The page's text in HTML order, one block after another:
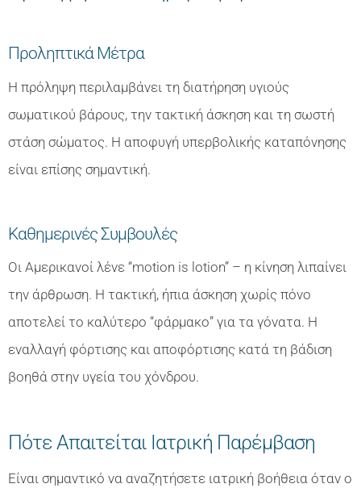
Προληπτικά Μέτρα
Η πρόληψη περιλαμβάνει τη διατήρηση υγιούς
σωματικού βάρους, την τακτική άσκηση και τη σωστή
στάση σώματος. Η αποφυγή υπερβολικής καταπόνησης
είναι επίσης σημαντική.
Καθημερινές Συμβουλές
Οι Αμερικανοί λένε “motion is lotion” – η κίνηση λιπαίνει
την άρθρωση. Η τακτική, ήπια άσκηση χωρίς πόνο
αποτελεί το καλύτερο “φάρμακο” για τα γόνατα. Η
εναλλαγή φόρτισης και αποφόρτισης κατά τη βάδιση
βοηθά στην υγεία του χόνδρου.
Πότε Απαιτείται Ιατρική Παρέμβαση
Είναι σημαντικό να αναζητήσετε ιατρική βοήθεια όταν ο